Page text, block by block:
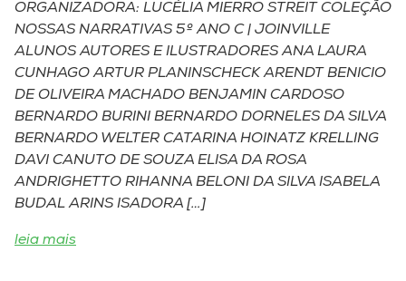
A
Internacionalização
I.nova
ORGANIZADORA: LUCÉLIA MIERRO STREIT COLEÇÃO
NOSSAS NARRATIVAS 5º ANO C | JOINVILLE
ALUNOS AUTORES E ILUSTRADORES ANA LAURA
CUNHAGO ARTUR PLANINSCHECK ARENDT BENICIO
DE OLIVEIRA MACHADO BENJAMIN CARDOSO
BERNARDO BURINI BERNARDO DORNELES DA SILVA
BERNARDO WELTER CATARINA HOINATZ KRELLING
DAVI CANUTO DE SOUZA ELISA DA ROSA
ANDRIGHETTO RIHANNA BELONI DA SILVA ISABELA
BUDAL ARINS ISADORA […]
leia mais